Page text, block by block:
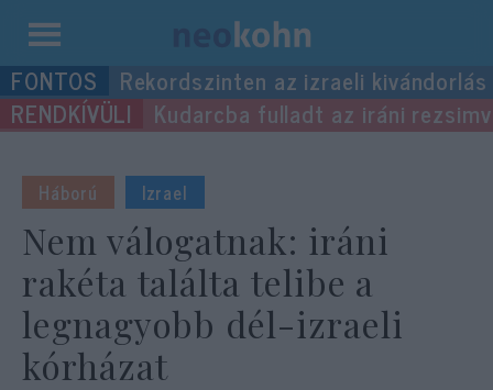
Kilépés
a
tartalomba
Rekordszinten az izraeli kivándorlás
Kudarcba fulladt az iráni
Háború Izrael
Nem válogatnak: iráni
rakéta találta telibe a
legnagyobb dél-izraeli
kórházat